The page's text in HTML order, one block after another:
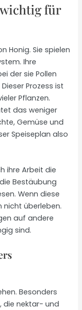
für
Honig. Sie spielen
Ihre
der sie Pollen
Prozess ist
Pflanzen.
das weniger
Gemüse und
Speiseplan also
ihre Arbeit die
Bestäubung
Wenn diese
nicht überleben.
auf andere
sind.
Besonders
die nektar- und